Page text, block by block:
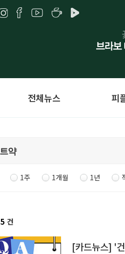
전체뉴스 피
1주 1개월 1년
5 건
[카드뉴스] '